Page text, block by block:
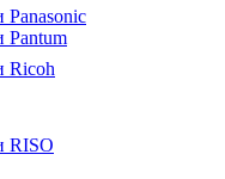
Panasonic
Pantum
Ricoh
RISO